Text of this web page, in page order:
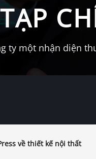
ty một nhận diện
về thiết kế nội thất